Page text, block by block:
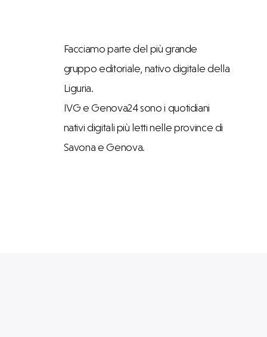
Facciamo parte del più grande
gruppo editoriale, nativo digitale della
Liguria.
IVG e Genova24 sono i quotidiani
nativi digitali più letti nelle province di
Savona e Genova.